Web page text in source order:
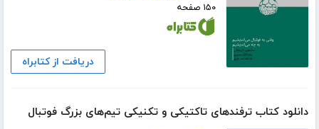
۱۵۰ صفحه
دریافت از کتابراه
دانلود کتاب ترفندهای تاکتیکی و تکنیکی تیم‌های بزرگ فوتبال